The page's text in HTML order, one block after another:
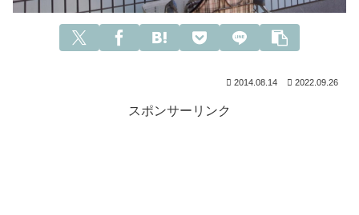
2014.08.14 2022.09.26
スポンサーリンク